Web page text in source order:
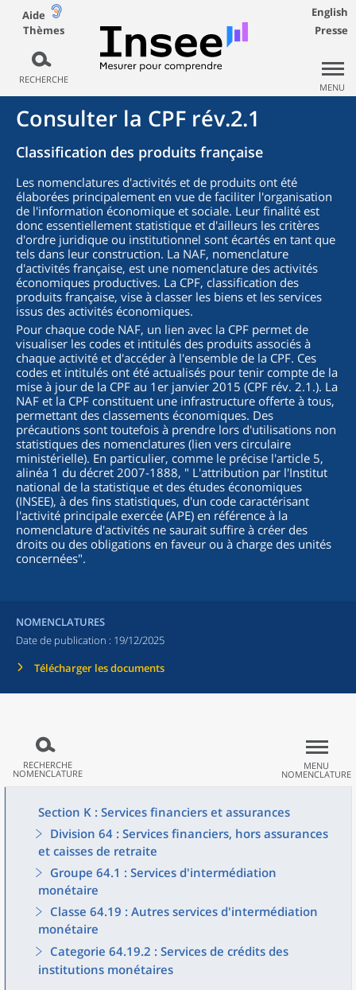
Aide
Thèmes
RECHERCHE
English
Presse
MENU
Consulter la CPF rév.2.1
Classification des produits française
Les nomenclatures d'activités et de produits ont été
élaborées principalement en vue de faciliter l'organisation
de l'information économique et sociale. Leur finalité est
donc essentiellement statistique et d'ailleurs les critères
d'ordre juridique ou institutionnel sont écartés en tant que
tels dans leur construction. La NAF, nomenclature
d'activités française, est une nomenclature des activités
économiques productives. La CPF, classification des
produits française, vise à classer les biens et les services
issus des activités économiques.
Pour chaque code NAF, un lien avec la CPF permet de
visualiser les codes et intitulés des produits associés à
chaque activité et d'accéder à l'ensemble de la CPF. Ces
codes et intitulés ont été actualisés pour tenir compte de la
mise à jour de la CPF au 1er janvier 2015 (CPF rév. 2.1.). La
NAF et la CPF constituent une infrastructure offerte à tous,
permettant des classements économiques. Des
précautions sont toutefois à prendre lors d'utilisations non
statistiques des nomenclatures (lien vers circulaire
ministérielle). En particulier, comme le précise l'article 5,
alinéa 1 du décret 2007-1888, " L'attribution par l'Institut
national de la statistique et des études économiques
(INSEE), à des fins statistiques, d'un code caractérisant
l'activité principale exercée (APE) en référence à la
nomenclature d'activités ne saurait suffire à créer des
droits ou des obligations en faveur ou à charge des unités
concernées".
NOMENCLATURES
Date de publication : 19/12/2025
Télécharger les documents
RECHERCHE
NOMENCLATURE
MENU
NOMENCLATURE
Section K : Services financiers et assurances
Division 64 : Services financiers, hors assurances
et caisses de retraite
Groupe 64.1 : Services d'intermédiation
monétaire
Classe 64.19 : Autres services d'intermédiation
monétaire
Categorie 64.19.2 : Services de crédits des
institutions monétaires